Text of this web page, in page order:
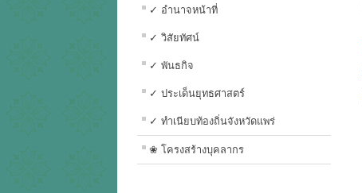
✓ อำนาจหน้าที่
✓ วิสัยทัศน์
✓ พันธกิจ
✓ ประเด็นยุทธศาสตร์
✓ ทำเนียบท้องถิ่นจังหวัดแพร่
❀ โครงสร้างบุคลากร